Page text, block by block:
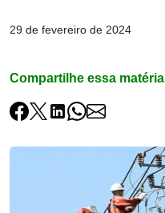
29 de fevereiro de 2024
Compartilhe essa matéria